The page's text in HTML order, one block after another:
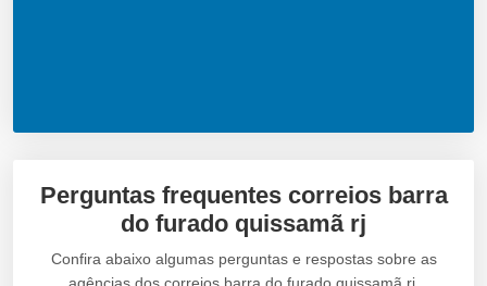
Perguntas frequentes correios barra
do furado quissamã rj
Confira abaixo algumas perguntas e respostas sobre as
agências dos correios barra do furado quissamã rj.